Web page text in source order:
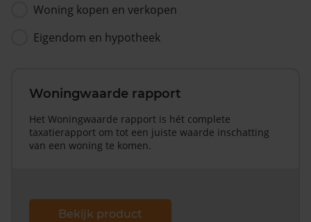
Woning kopen en verkopen
Eigendom en hypotheek
Woningwaarde rapport
Het Woningwaarde rapport is hét complete
taxatierapport om tot een juiste waarde inschatting
van een woning te komen.
Bekijk product